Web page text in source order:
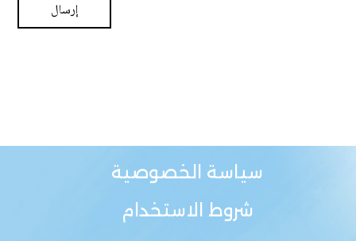
سياسة الخصوصية
شروط الاستخدام